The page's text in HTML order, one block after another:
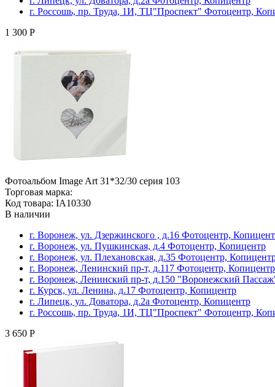
г. Россошь, пр. Труда, 1И, ТЦ"Проспект" Фотоцентр,
1 300 Р
Фотоальбом Image Art 31*32/30 серия 103
Торговая марка:
Код товара: IA10330
В наличии
г. Воронеж, ул. Дзержинского , д.16 Фотоцентр,
г. Воронеж, ул. Пушкинская, д.4 Фотоцентр, Копицентр
г. Воронеж, ул. Плехановская, д.35 Фотоцентр,
г. Воронеж, Ленинский пр-т, д.117 Фотоцентр, Копицентр
г. Воронеж, Ленинский пр-т, д.150 "Воронежский
г. Курск, ул. Ленина, д.17 Фотоцентр, Копицентр
г. Липецк, ул. Доватора, д.2а Фотоцентр, Копицентр
г. Россошь, пр. Труда, 1И, ТЦ"Проспект" Фотоцентр,
3 650 Р